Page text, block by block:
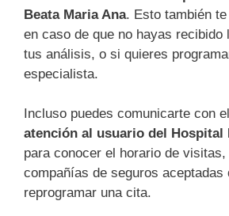
Beata Maria Ana. Esto también
en caso de que no hayas recibido
tus análisis, o si quieres
especialista.
Incluso puedes comunicarte con
atención al usuario del Hospital
para conocer el horario de
compañías de seguros aceptadas
reprogramar una cita.